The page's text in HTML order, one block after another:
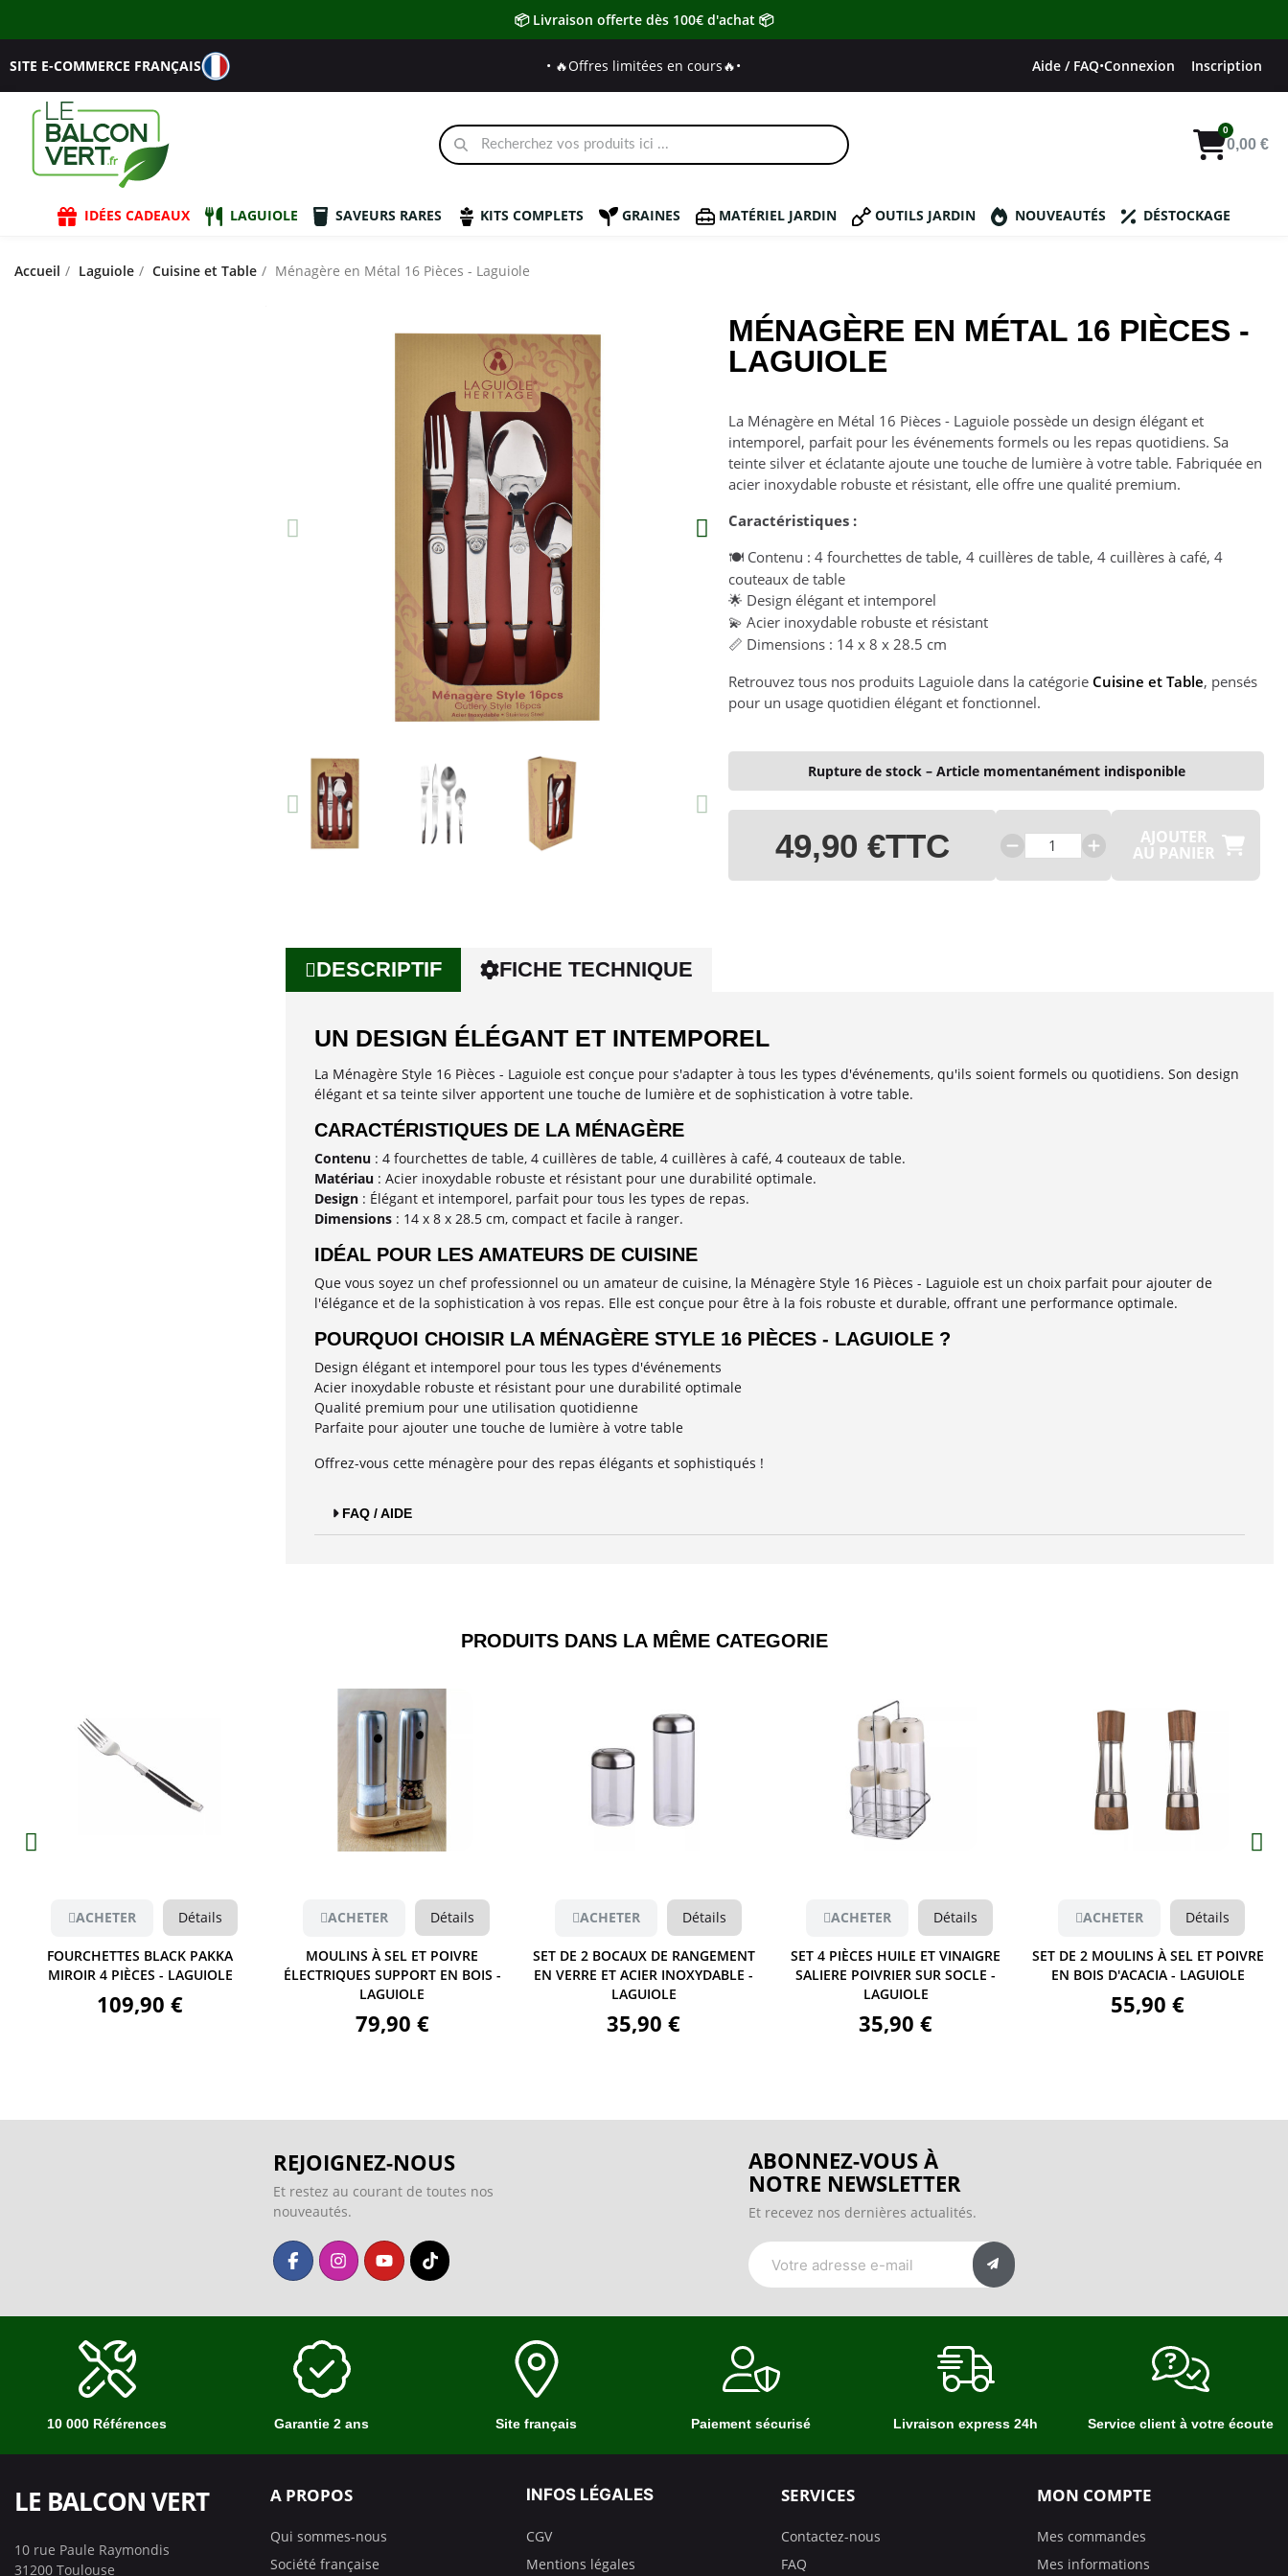
📦 Livraison offerte dès 100€ d'achat 📦
SITE E-COMMERCE FRANÇAIS • 🔥Offres limitées en cours🔥• Aide / FAQ•Connexion Inscription
0,00 €
IDÉES CADEAUX LAGUIOLE SAVEURS RARES KITS COMPLETS GRAINES MATÉRIEL JARDIN OUTILS JARDIN NOUVEAUTÉS DÉSTOCKAGE
Accueil Laguiole Cuisine et Table Ménagère en Métal 16 Pièces - Laguiole
MÉNAGÈRE EN MÉTAL 16 PIÈCES -
LAGUIOLE
La Ménagère en Métal 16 Pièces - Laguiole possède un design élégant et
intemporel, parfait pour les événements formels ou les repas quotidiens. Sa
teinte silver et éclatante ajoute une touche de lumière à votre table. Fabriquée en
acier inoxydable robuste et résistant, elle offre une qualité premium.
Caractéristiques :
🍽️ Contenu : 4 fourchettes de table, 4 cuillères de table, 4 cuillères à café, 4
couteaux de table
🌟 Design élégant et intemporel
💫 Acier inoxydable robuste et résistant
📏 Dimensions : 14 x 8 x 28.5 cm
Retrouvez tous nos produits Laguiole dans la catégorie Cuisine et Table, pensés
pour un usage quotidien élégant et fonctionnel.
Rupture de stock – Article momentanément indisponible
49,90 €TTC AJOUTER
AU PANIER
DESCRIPTIF FICHE TECHNIQUE
UN DESIGN ÉLÉGANT ET INTEMPOREL
La Ménagère Style 16 Pièces - Laguiole est conçue pour s'adapter à tous les types d'événements, qu'ils soient formels ou quotidiens. Son design
élégant et sa teinte silver apportent une touche de lumière et de sophistication à votre table.
CARACTÉRISTIQUES DE LA MÉNAGÈRE
Contenu: 4 fourchettes de table, 4 cuillères de table, 4 cuillères à café, 4 couteaux de table.
Matériau: Acier inoxydable robuste et résistant pour une durabilité optimale.
Design: Élégant et intemporel, parfait pour tous les types de repas.
Dimensions: 14 x 8 x 28.5 cm, compact et facile à ranger.
IDÉAL POUR LES AMATEURS DE CUISINE
Que vous soyez un chef professionnel ou un amateur de cuisine, la Ménagère Style 16 Pièces - Laguiole est un choix parfait pour ajouter de
l'élégance et de la sophistication à vos repas. Elle est conçue pour être à la fois robuste et durable, offrant une performance optimale.
POURQUOI CHOISIR LA MÉNAGÈRE STYLE 16 PIÈCES - LAGUIOLE ?
Design élégant et intemporel pour tous les types d'événements
Acier inoxydable robuste et résistant pour une durabilité optimale
Qualité premium pour une utilisation quotidienne
Parfaite pour ajouter une touche de lumière à votre table
Offrez-vous cette ménagère pour des repas élégants et sophistiqués !
FAQ / AIDE
PRODUITS DANS LA MÊME CATEGORIE​
ACHETER Détails
FOURCHETTES BLACK PAKKA
MIROIR 4 PIÈCES - LAGUIOLE
109,90 €
Aperçu
ACHETER Détails
MOULINS À SEL ET POIVRE
ÉLECTRIQUES SUPPORT EN BOIS -
LAGUIOLE
79,90 €
ACHETER Détails
SET DE 2 BOCAUX DE RANGEMENT
EN VERRE ET ACIER INOXYDABLE -
LAGUIOLE
35,90 €
Aperçu
ACHETER Détails
SET 4 PIÈCES HUILE ET VINAIGRE
SALIERE POIVRIER SUR SOCLE -
LAGUIOLE
35,90 €
ACHETER Détails
SET DE 2 MOULINS À SEL ET POIVRE
EN BOIS D'ACACIA - LAGUIOLE
55,90 €
REJOIGNEZ-NOUS
Et restez au courant de toutes nos
nouveautés.
ABONNEZ-VOUS À
NOTRE NEWSLETTER
Et recevez nos dernières actualités.
10 000 Références Garantie 2 ans Site français Paiement sécurisé Livraison express 24h Service client à votre écoute
LE BALCON VERT
10 rue Paule Raymondis
31200 Toulouse
A PROPOS
Qui sommes-nous
Société française
INFOS LÉGALES
CGV
Mentions légales
SERVICES
Contactez-nous
FAQ
MON COMPTE
Mes commandes
Mes informations